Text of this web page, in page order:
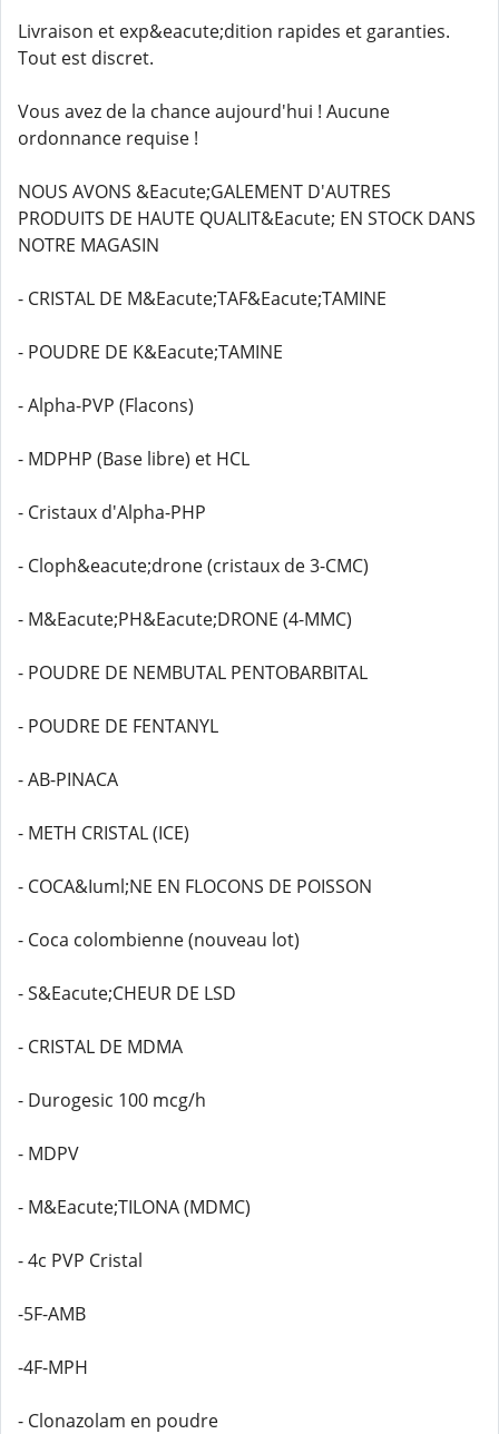
Livraison et exp&eacute;dition rapides et garanties.
Tout est discret.
Vous avez de la chance aujourd'hui ! Aucune
ordonnance requise !
NOUS AVONS &Eacute;GALEMENT D'AUTRES
PRODUITS DE HAUTE QUALIT&Eacute; EN STOCK DANS
NOTRE MAGASIN
- CRISTAL DE M&Eacute;TAF&Eacute;TAMINE
- POUDRE DE K&Eacute;TAMINE
- Alpha-PVP (Flacons)
- MDPHP (Base libre) et HCL
- Cristaux d'Alpha-PHP
- Cloph&eacute;drone (cristaux de 3-CMC)
- M&Eacute;PH&Eacute;DRONE (4-MMC)
- POUDRE DE NEMBUTAL PENTOBARBITAL
- POUDRE DE FENTANYL
- AB-PINACA
- METH CRISTAL (ICE)
- COCA&Iuml;NE EN FLOCONS DE POISSON
- Coca colombienne (nouveau lot)
- S&Eacute;CHEUR DE LSD
- CRISTAL DE MDMA
- Durogesic 100 mcg/h
- MDPV
- M&Eacute;TILONA (MDMC)
- 4c PVP Cristal
-5F-AMB
-4F-MPH
- Clonazolam en poudre